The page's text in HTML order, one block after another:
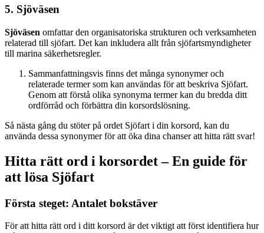
5. Sjöväsen
Sjöväsen omfattar den organisatoriska strukturen och verksamheten
relaterad till sjöfart. Det kan inkludera allt från sjöfartsmyndigheter
till marina säkerhetsregler.
Sammanfattningsvis finns det många synonymer och
relaterade termer som kan användas för att beskriva Sjöfart.
Genom att förstå olika synonyma termer kan du bredda ditt
ordförråd och förbättra din korsordslösning.
Så nästa gång du stöter på ordet Sjöfart i din korsord, kan du
använda dessa synonymer för att öka dina chanser att hitta rätt svar!
Hitta rätt ord i korsordet – En guide för
att lösa Sjöfart
Första steget: Antalet bokstäver
För att hitta rätt ord i ditt korsord är det viktigt att först identifiera hur